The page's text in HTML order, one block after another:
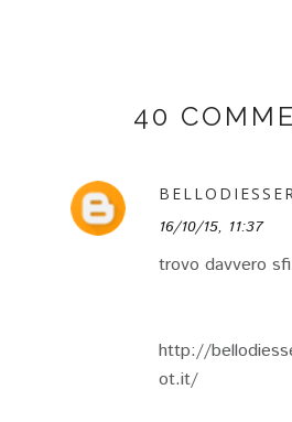
40
16/10/15, 11:37
trovo davvero
http://
ot.it/